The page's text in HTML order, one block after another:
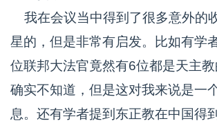
我在会议当中得到了很多意外的
星的，但是非常有启发。比如有学
位联邦大法官竟然有6位都是天主
确实不知道，但是这对我来说是一
息。还有学者提到东正教在中国得